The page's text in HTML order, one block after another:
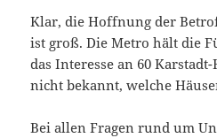
Klar, die Hoffnung der
ist groß. Die Metro hält die
das Interesse an 60
nicht bekannt, welche
Bei allen Fragen rund um